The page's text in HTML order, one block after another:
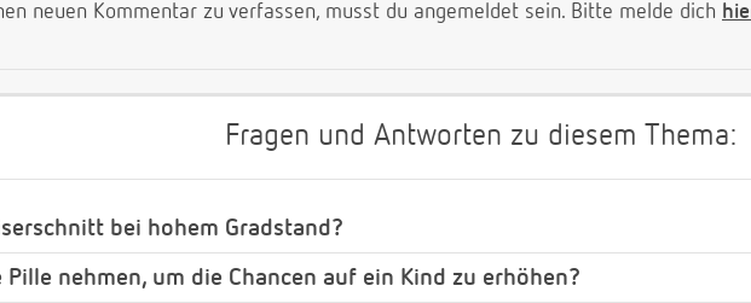
neuen Kommentar zu verfassen, musst du angemeldet sein. Bitte melde dich
Fragen und Antworten zu diesem Thema:
bei hohem Gradstand?
Pille nehmen, um die Chancen auf ein Kind zu erhöhen?